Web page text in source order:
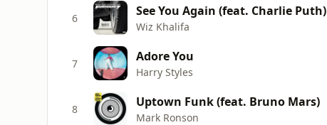
6 See You Again (feat. Charlie Puth)
Wiz Khalifa
7 Adore You
Harry Styles
8 Uptown Funk (feat. Bruno Mars)
Mark Ronson